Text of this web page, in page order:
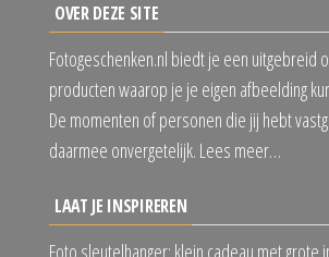
OVER DEZE SITE
Fotogeschenken.nl biedt je een uitgebreid
producten waarop je je eigen afbeelding
De momenten of personen die jij hebt
daarmee onvergetelijk. Lees meer…
LAAT JE INSPIREREN